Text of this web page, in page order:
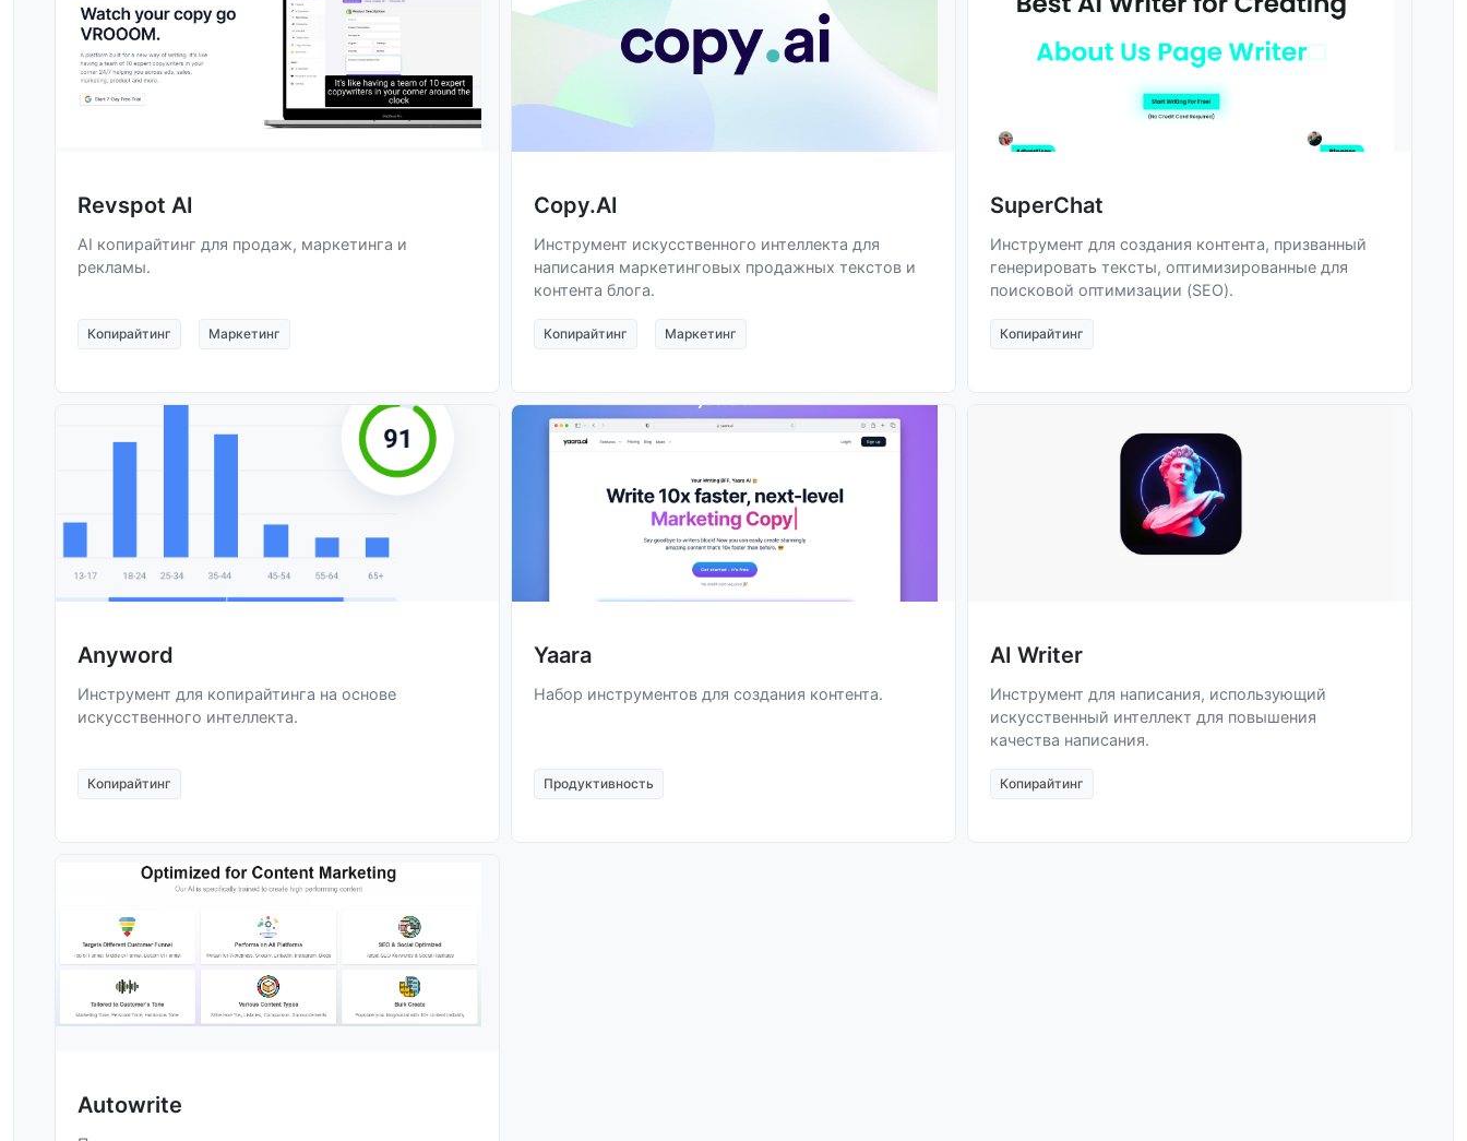
Revspot AI
AI копирайтинг для продаж, маркетинга и
рекламы.
Копирайтинг Маркетинг
Copy.AI
Инструмент искусственного интеллекта для
написания маркетинговых продажных текстов и
контента блога.
Копирайтинг Маркетинг
SuperChat
Инструмент для создания контента, призванный
генерировать тексты, оптимизированные для
поисковой оптимизации (SEO).
Копирайтинг
Anyword
Инструмент для копирайтинга на основе
искусственного интеллекта.
Копирайтинг
Yaara
Набор инструментов для создания контента.
Продуктивность
AI Writer
Инструмент для написания, использующий
искусственный интеллект для повышения
качества написания.
Копирайтинг
Autowrite